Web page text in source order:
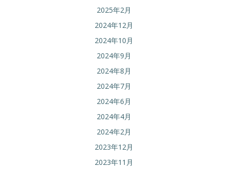
2025年2月
2024年12月
2024年10月
2024年9月
2024年8月
2024年7月
2024年6月
2024年4月
2024年2月
2023年12月
2023年11月